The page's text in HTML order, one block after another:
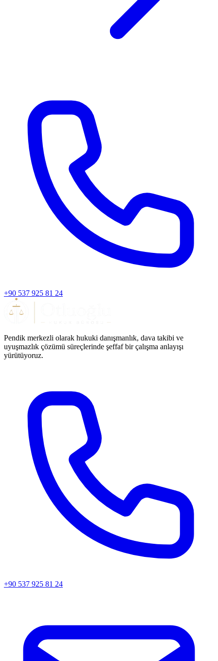
+90 537 925 81 24
Pendik merkezli olarak hukuki danışmanlık, dava takibi ve
uyuşmazlık çözümü süreçlerinde şeffaf bir çalışma anlayışı
yürütüyoruz.
+90 537 925 81 24